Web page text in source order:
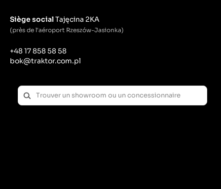
Siège socialTajęcina 2KA
(près de l'aéroport Rzeszów-Jasionka)
+48 17 858 58 58
bok@traktor.com.pl